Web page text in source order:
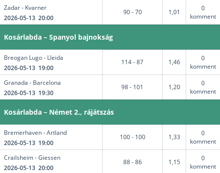
Zadar - Kvarner
2026-05-13 20:00
90 - 70 1,01
0
komment
Kosárlabda – Spanyol bajnokság
Breogan Lugo - Lleida
2026-05-13 19:00
114 - 87 1,46
0
komment
Granada - Barcelona
2026-05-13 19:30
98 - 101 1,20
0
komment
Kosárlabda – Német 2., rájátszás
Bremerhaven - Artland
2026-05-13 19:00
100 - 100 1,33
0
komment
Crailsheim - Giessen
2026-05-13 20:00
88 - 86 1,15
0
komment